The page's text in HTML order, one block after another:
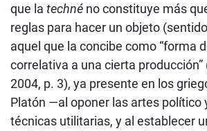
que la techné no constituye más
reglas para hacer un objeto
aquel que la concibe como “forma
correlativa a una cierta producción”
2004, p. 3), ya presente en los
Platón —al oponer las artes político
técnicas utilitarias, y al establecer